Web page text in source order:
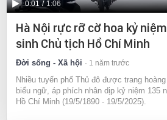
Current
Time
0:01 / Duration
1:06
Hà Nội rực rỡ cờ hoa kỷ
sinh Chủ tịch Hồ Chí Minh
Đời sống - Xã hội 1 năm trước
Nhiều tuyến phố Thủ đô được trang
biểu ngữ, áp phích nhân dịp kỷ niệm 135
Hồ Chí Minh (19/5/1890 - 19/5/2025).